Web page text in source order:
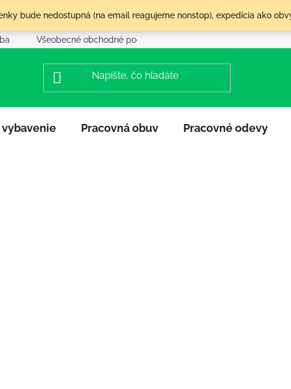
bude nedostupná (na email reagujeme nonstop), expedícia ako
Všeobecné obchodné podmienky
Pracovná obuv Pracovné odevy